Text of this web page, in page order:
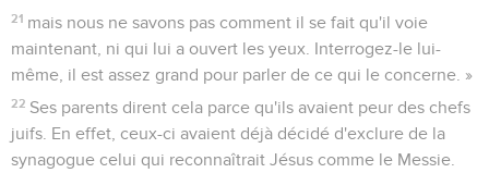
21 mais nous ne savons pas comment il se fait qu'il voie
maintenant, ni qui lui a ouvert les yeux. Interrogez-le lui-
même, il est assez grand pour parler de ce qui le concerne. »
22 Ses parents dirent cela parce qu'ils avaient peur des chefs
juifs. En effet, ceux-ci avaient déjà décidé d'exclure de la
synagogue celui qui reconnaîtrait Jésus comme le Messie.